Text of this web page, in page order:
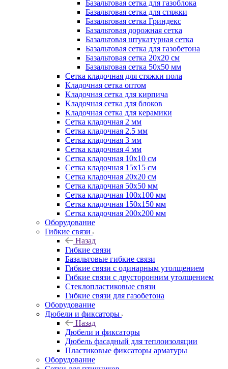
Базальтовая сетка для газоблока
Базальтовая сетка для стяжки
Базальтовая сетка Гриндекс
Базальтовая дорожная сетка
Базальтовая штукатурная сетка
Базальтовая сетка для газобетона
Базальтовая сетка 20x20 см
Базальтовая сетка 50x50 мм
Сетка кладочная для стяжки пола
Кладочная сетка оптом
Кладочная сетка для кирпича
Кладочная сетка для блоков
Кладочная сетка для керамики
Сетка кладочная 2 мм
Сетка кладочная 2.5 мм
Сетка кладочная 3 мм
Сетка кладочная 4 мм
Сетка кладочная 10x10 см
Сетка кладочная 15x15 см
Сетка кладочная 20x20 см
Сетка кладочная 50x50 мм
Сетка кладочная 100x100 мм
Сетка кладочная 150x150 мм
Сетка кладочная 200x200 мм
Оборудование
Гибкие связи
Назад
Гибкие связи
Базальтовые гибкие связи
Гибкие связи с одинарным утолщением
Гибкие связи с двусторонним утолщением
Стеклопластиковые связи
Гибкие связи для газобетона
Оборудование
Дюбели и фиксаторы
Назад
Дюбели и фиксаторы
Дюбель фасадный для теплоизоляции
Пластиковые фиксаторы арматуры
Оборудование